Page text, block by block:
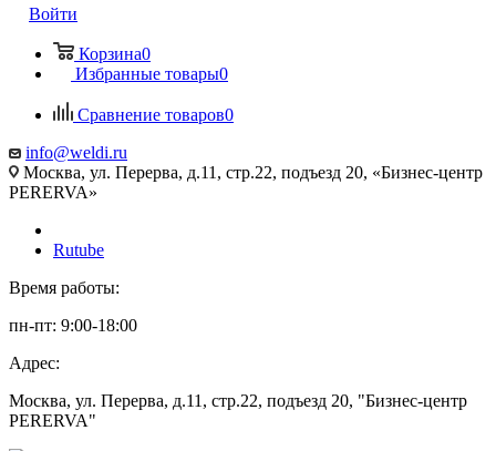
Войти
Корзина0
Избранные товары0
Сравнение товаров0
info@weldi.ru
Москва, ул. Перерва, д.11, стр.22, подъезд 20, «Бизнес-центр
PERERVA»
Rutube
Время работы:
пн-пт: 9:00-18:00
Адрес:
Москва, ул. Перерва, д.11, стр.22, подъезд 20, "Бизнес-центр
PERERVA"